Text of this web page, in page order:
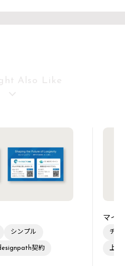
Also Like
シンプル
契約
マイ
チラ
上品